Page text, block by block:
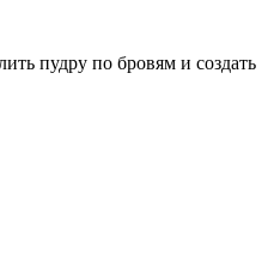
пудру по бровям и создать